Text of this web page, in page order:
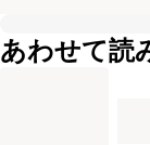
あわせて読